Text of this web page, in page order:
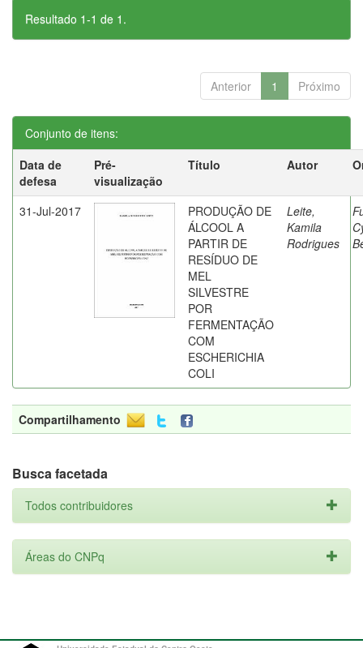
Resultado 1-1 de 1.
Anterior 1 Próximo
Conjunto de itens:
Data de
defesa
Pré-
visualização
Título Autor
31-Jul-2017
PRODUÇÃO DE
ÁLCOOL A
PARTIR DE
RESÍDUO DE
MEL
SILVESTRE
POR
FERMENTAÇÃO
COM
ESCHERICHIA
COLI
Leite,
Kamila
Rodrigues
Compartilhamento
Busca facetada
Todos contribuidores
Áreas do CNPq